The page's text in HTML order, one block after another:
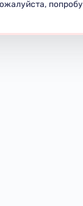
Доступность